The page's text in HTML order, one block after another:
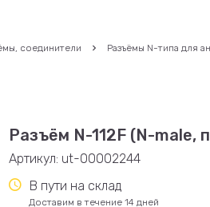
соединители
Разъёмы N-типа для
Разъём N-112F (N-male,
Артикул: ut-00002244
В пути на склад
Доставим в течение 14 дней